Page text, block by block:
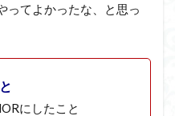
ってよかったな、と思っ
にしたこと